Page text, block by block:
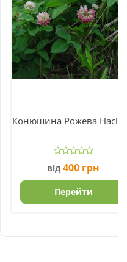
Конюшина Рожева
від 400 грн
Перейти